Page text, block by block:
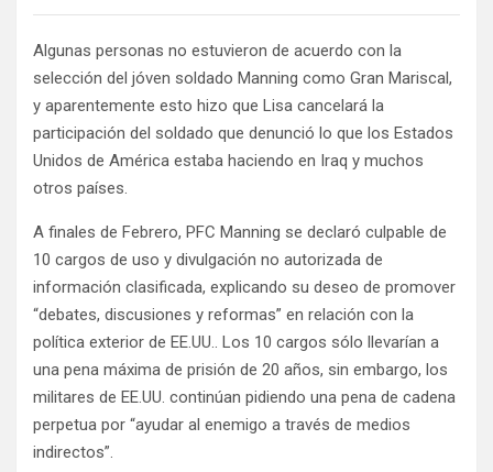
Algunas personas no estuvieron de acuerdo con la
selección del jóven soldado Manning como Gran Mariscal,
y aparentemente esto hizo que Lisa cancelará la
participación del soldado que denunció lo que los Estados
Unidos de América estaba haciendo en Iraq y muchos
otros países.
A finales de Febrero, PFC Manning se declaró culpable de
10 cargos de uso y divulgación no autorizada de
información clasificada, explicando su deseo de promover
“debates, discusiones y reformas” en relación con la
política exterior de EE.UU.. Los 10 cargos sólo llevarían a
una pena máxima de prisión de 20 años, sin embargo, los
militares de EE.UU. continúan pidiendo una pena de cadena
perpetua por “ayudar al enemigo a través de medios
indirectos”.